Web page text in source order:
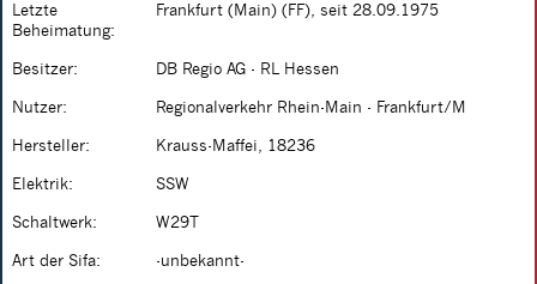
Letzte
Beheimatung:
Frankfurt (Main) (FF), seit 28.09.1975
Besitzer: DB Regio AG - RL Hessen
Nutzer: Regionalverkehr Rhein-Main - Frankfurt/M
Hersteller: Krauss-Maffei, 18236
Elektrik: SSW
Schaltwerk: W29T
Art der Sifa: -unbekannt-